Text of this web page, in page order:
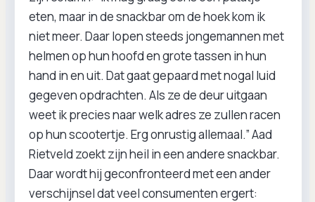
eten, maar in de snackbar om de hoek kom ik
niet meer. Daar lopen steeds jongemannen met
helmen op hun hoofd en grote tassen in hun
hand in en uit. Dat gaat gepaard met nogal luid
gegeven opdrachten. Als ze de deur uitgaan
weet ik precies naar welk adres ze zullen racen
op hun scootertje. Erg onrustig allemaal.” Aad
Rietveld zoekt zijn heil in een andere snackbar.
Daar wordt hij geconfronteerd met een ander
verschijnsel dat veel consumenten ergert: